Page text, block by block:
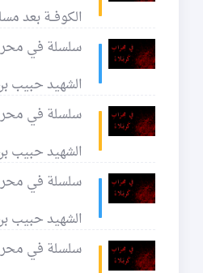
الكوفــة بعد
سلسلة في
الشهيد حبيب
سلسلة في
الشهيد حبيب
سلسلة في
الشهيد حبيب
سلسلة في